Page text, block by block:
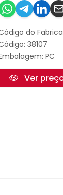
do
38107
PC
Ver